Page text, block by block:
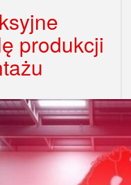
produkcji